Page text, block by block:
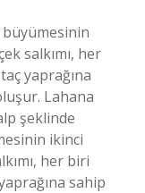
salkımı, her
yaprağına
Lahana
şeklinde
ikinci
her biri
sahip